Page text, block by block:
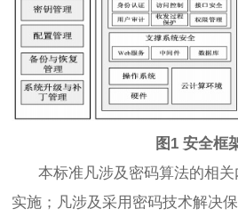
图1 安全框
本标准凡涉及密码算法的相关
实施；凡涉及采用密码技术解决